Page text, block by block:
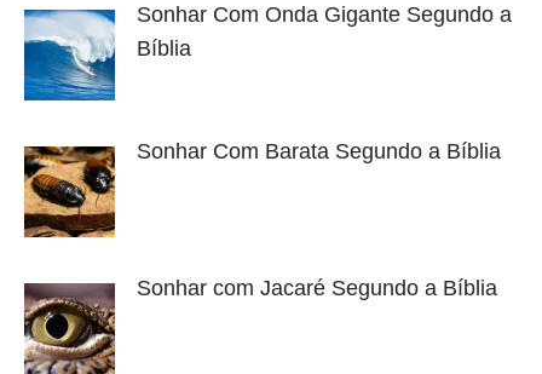
Sonhar Com Onda Gigante Segundo a
Bíblia
Sonhar Com Barata Segundo a Bíblia
Sonhar com Jacaré Segundo a Bíblia